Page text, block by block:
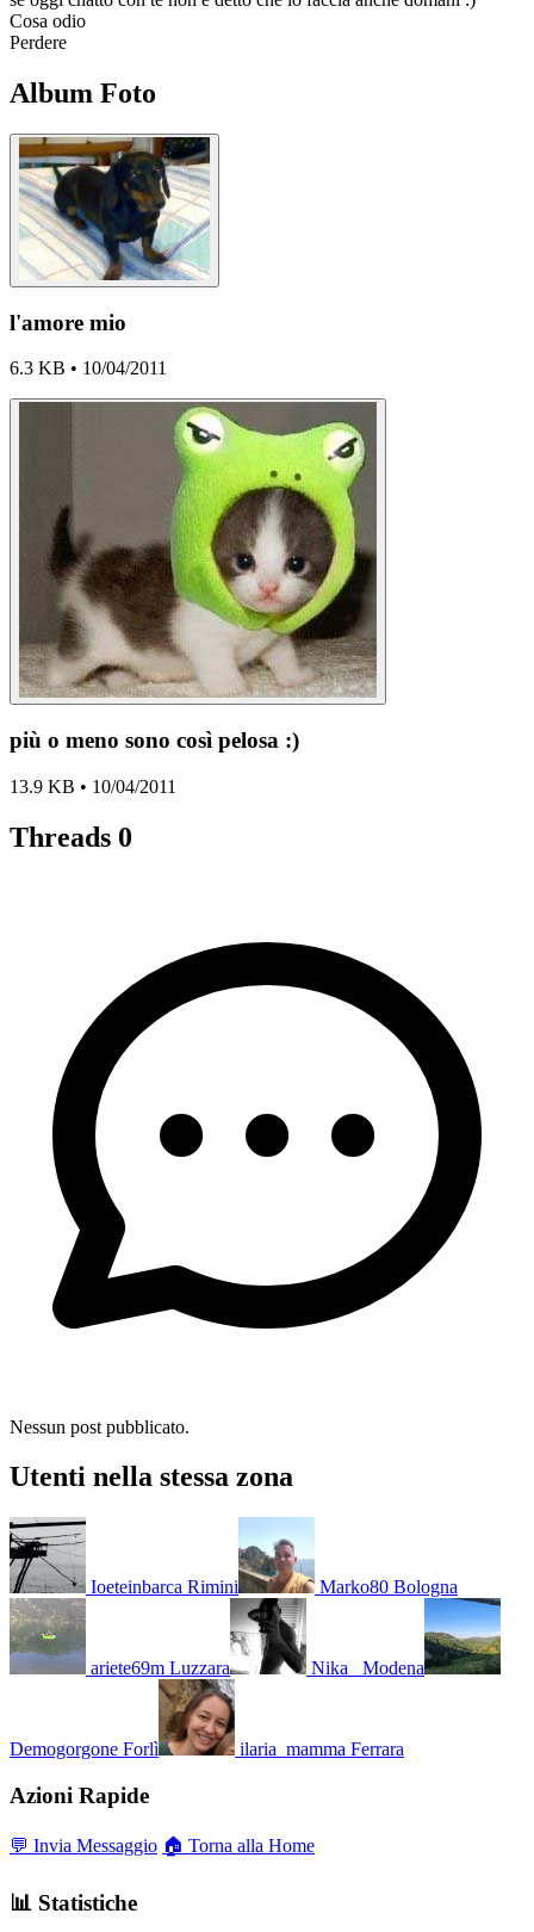
Cosa odio
Perdere
Album Foto
l'amore mio
6.3 KB • 10/04/2011
più o meno sono così pelosa :)
13.9 KB • 10/04/2011
Threads 0
Nessun post pubblicato.
Utenti nella stessa zona
Ioeteinbarca Rimini Marko80 Bologna
ariete69m Luzzara Nika_ Modena
Demogorgone Forlì ilaria_mamma Ferrara
Azioni Rapide
💬 Invia Messaggio 🏠 Torna alla Home
📊 Statistiche